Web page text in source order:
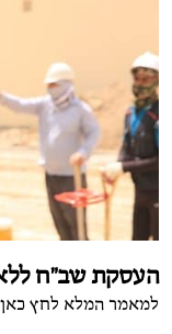
העסקת שב"ח
למאמר המלא לחץ כאן